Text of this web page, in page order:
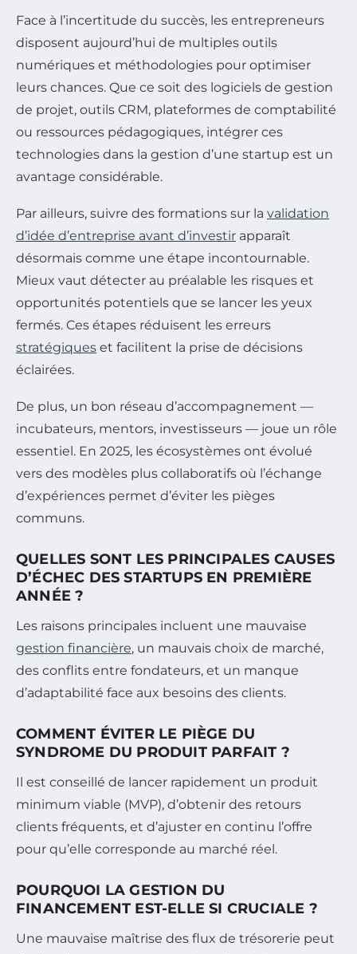
Face à l’incertitude du succès, les entrepreneurs
disposent aujourd’hui de multiples outils
numériques et méthodologies pour optimiser
leurs chances. Que ce soit des logiciels de gestion
de projet, outils CRM, plateformes de comptabilité
ou ressources pédagogiques, intégrer ces
technologies dans la gestion d’une startup est un
avantage considérable.
Par ailleurs, suivre des formations sur la validation
d’idée d’entreprise avant d’investir apparaît
désormais comme une étape incontournable.
Mieux vaut détecter au préalable les risques et
opportunités potentiels que se lancer les yeux
fermés. Ces étapes réduisent les erreurs
stratégiques et facilitent la prise de décisions
éclairées.
De plus, un bon réseau d’accompagnement —
incubateurs, mentors, investisseurs — joue un rôle
essentiel. En 2025, les écosystèmes ont évolué
vers des modèles plus collaboratifs où l’échange
d’expériences permet d’éviter les pièges
communs.
QUELLES SONT LES PRINCIPALES CAUSES
D’ÉCHEC DES STARTUPS EN PREMIÈRE
ANNÉE ?
Les raisons principales incluent une mauvaise
gestion financière, un mauvais choix de marché,
des conflits entre fondateurs, et un manque
d’adaptabilité face aux besoins des clients.
COMMENT ÉVITER LE PIÈGE DU
SYNDROME DU PRODUIT PARFAIT ?
Il est conseillé de lancer rapidement un produit
minimum viable (MVP), d’obtenir des retours
clients fréquents, et d’ajuster en continu l’offre
pour qu’elle corresponde au marché réel.
POURQUOI LA GESTION DU
FINANCEMENT EST-ELLE SI CRUCIALE ?
Une mauvaise maîtrise des flux de trésorerie peut